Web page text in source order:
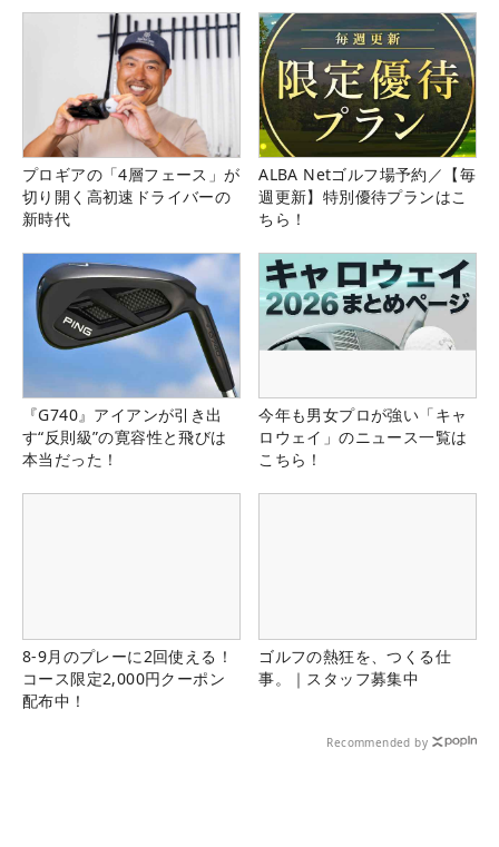
プロギアの「4層フェース」が
切り開く高初速ドライバーの
新時代
ALBA Netゴルフ場予約／【毎
週更新】特別優待プランはこ
ちら！
『G740』アイアンが引き出
す“反則級”の寛容性と飛びは
本当だった！
今年も男女プロが強い「キャ
ロウェイ」のニュース一覧は
こちら！
8-9月のプレーに2回使える！
コース限定2,000円クーポン
配布中！
ゴルフの熱狂を、つくる仕
事。｜スタッフ募集中
Recommended by